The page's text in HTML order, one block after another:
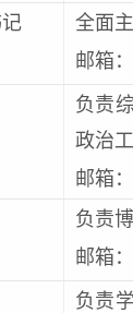
全面
邮箱
负责
政治
邮箱
负责
邮箱
负责